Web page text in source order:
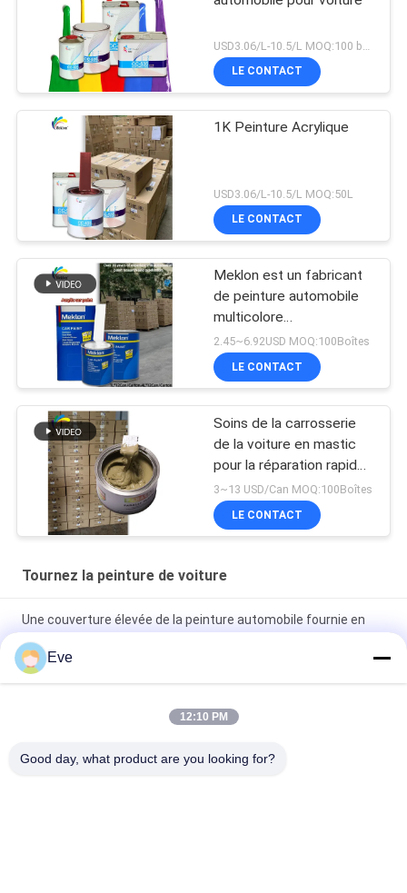
LE CONTACT
1K Peinture Acrylique
USD3.06/L-10.5/L MOQ:50L
LE CONTACT
Meklon est un fabricant
de peinture automobile
multicolore
personnalisable
2.45~6.92USD MOQ:100Boîtes
LE CONTACT
Soins de la carrosserie
de la voiture en mastic
pour la réparation rapide
des inégalités
3~13 USD/Can MOQ:100Boîtes
LE CONTACT
Tournez la peinture de voiture
Une couverture élevée de la peinture automobile fournie en
usine
Peinture automobile pré-mélangée Peinture acrylique pour
Inoffensif
Eve
12:10 PM
Good day, what product are you looking for?